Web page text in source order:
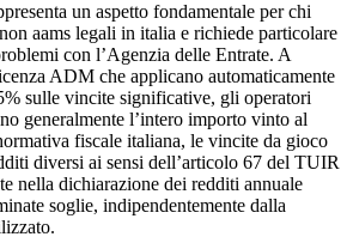
un aspetto fondamentale per chi
aams legali in italia e richiede particolare
con l’Agenzia delle Entrate. A
ADM che applicano automaticamente
sulle vincite significative, gli operatori
generalmente l’intero importo vinto al
fiscale italiana, le vincite da gioco
diversi ai sensi dell’articolo 67 del TUIR
nella dichiarazione dei redditi annuale
soglie, indipendentemente dalla